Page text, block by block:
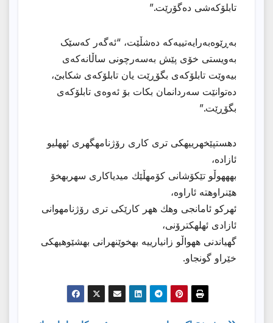
تابلۆکەشی دەگۆرێت.”
بەڕێوەبەرایەتییەکە دەشڵێت، “ئەگەر کەسێک
بەویستی خۆی پێش بەسەرچونی ساڵانەکەی
بیەوێت تابلۆکەی بگۆڕێت یان تابلۆکەی شکابێ،
دەتوانێت سەردانمان بکات بۆ ئەوەی تابلۆکەی
بگۆڕێت.”
دهستپێخهرییهكی تری كاری رۆژنامهگهری ئههلیو
ئازاده،
بهههوڵو تێكۆشانی كۆمهڵێك میدیاكاری سهربهخۆ
هێنراوهته ئاراوه،
ئهركو ئامانجی وهك ههر كارێكی تری رۆژنامهوانی
ئازادی ئهلهكترۆنی،
گهیاندنی ههواڵو زانیارییه بهخوێنهرانی بهشێوهیهكی
خێراو گونجاو.